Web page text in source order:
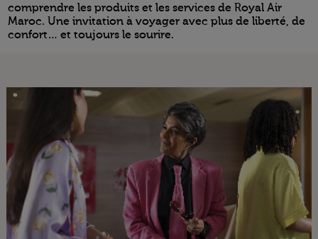
comprendre les produits et les services de Royal Air
Maroc. Une invitation à voyager avec plus de liberté, de
confort… et toujours le sourire.